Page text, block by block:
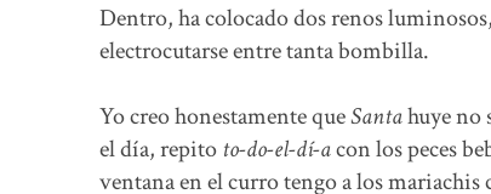
Dentro, ha colocado dos renos
electrocutarse entre tanta bombilla.
Yo creo honestamente queSantahuye no
el día, repito to-do-el-dí-acon los peces
ventana en el curro tengo a los mariachis